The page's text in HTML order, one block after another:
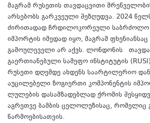
მაგრამ რუსეთის თავდაცვითი
არსებობს გარკვეული შეზღუდვა. 2024
ძირითადად ჩრდილოკორეული საბრძოლო
იმპორტის იმედად იყო, მაგრამ ფხენიანსაც
გამოულეველი არ აქვს. ლონდონის
გაერთიანებული სამეფო ინსტიტუტის
რუსეთი დღემდე ახდენს საარტილერიო
აუცილებელი ზოგიერთი კომპონენტის
ლულების დასამზადებლად ქრომის
აგრეთვე ბამბის ცელოლუზისაც, რომელიც
წარმოებისათვის.